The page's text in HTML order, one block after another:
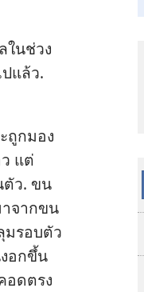
ใน​ช่วง​
แล้ว.
ถูก​มอง​
แต่​
ตัว. ขน​
จาก​ขน​
ม​รอบ​ตัว​
อก​ขึ้น​
อด​ตรง​